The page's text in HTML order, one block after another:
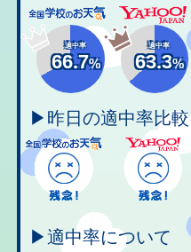
適中率
66.7%
適中率
63.3%
▶昨日の適中率比較
▶適中率について